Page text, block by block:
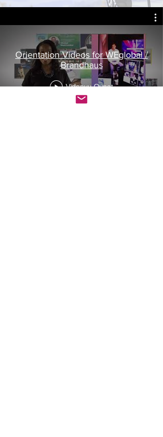
Orientation Videos for WEglobal /
Brandhaus
Videoyu Oynat